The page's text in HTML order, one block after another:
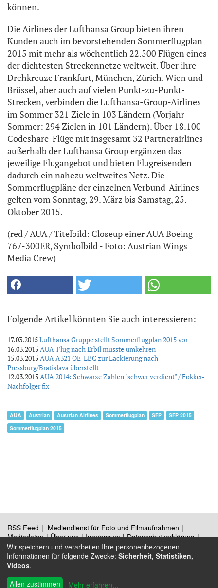
können.
Die Airlines der Lufthansa Group bieten ihren
Kunden auch im bevorstehenden Sommerflugplan
2015 mit mehr als wöchentlich 22.500 Flügen eines
der dichtesten Streckennetze weltweit. Über ihre
Drehkreuze Frankfurt, München, Zürich, Wien und
Brüssel, aber auch auf vielen Punkt-zu-Punkt-
Strecken, verbinden die Lufthansa-Group-Airlines
im Sommer 321 Ziele in 103 Ländern (Vorjahr
Sommer: 294 Zielen in 101 Ländern). Über 18.100
Codeshare-Flüge mit insgesamt 32 Partnerairlines
außerhalb der Lufthansa Group ergänzen das
jeweilige Flugangebot und bieten Flugreisenden
dadurch ein nahezu weltweites Netz. Die
Sommerflugpläne der einzelnen Verbund-Airlines
gelten vom Sonntag, 29. März bis Samstag, 25.
Oktober 2015.
(red / AUA / Titelbild: Closeup einer AUA Boeing
767-300ER, Symbolbild - Foto: Austrian Wings
Media Crew)
Folgende Artikel könnten Sie auch interessieren:
17.03.2015Lufthansa Gruppe stellt Sommerflugplan 2015 vor
16.03.2015AUA-Flug nach Erbil musste umkehren
15.03.2015AUA A321 OE-LBC zur Lackierung nach
Pressburg/Bratislava überstellt
12.03.2015AUA 2014: Schwarze Zahlen "schwer verdient" / Fokker-
Nachfolger fix
AUA Austrian Austrian Airlines Sommerflugplan SFP
SFP 2015
Sommerflugplan 2015
RSS Feed
Mediendienst für Foto und Filmaufnahmen
Mediadaten
Über uns Impressum
Datenschutzerklärung
Kontakt
© 2009 - 2026 Austrian Wings®
Wir speichern und verarbeiten Ihre personenbezogenen
Informationen für folgende Zwecke: Sicherheit, Statistiken,
Videos.
Allen zustimmen
Mehr erfahren...